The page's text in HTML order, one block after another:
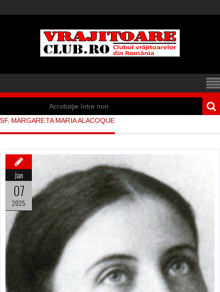
Acrobaţie între nori
Iisus a apărut într-
de vrăjitoare din
Suedia
Vrăjitoare
zburătoare în Mexic
Magia în Thailanda
Madona lacrimilor
SF. MARGARETA MARIA ALACOQUE
Jan
07
2025